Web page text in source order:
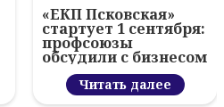
«ЕКП Псковская»
стартует 1 сентября:
профсоюзы
обсудили с бизнесом
новый цифровой
проектЧитать далее